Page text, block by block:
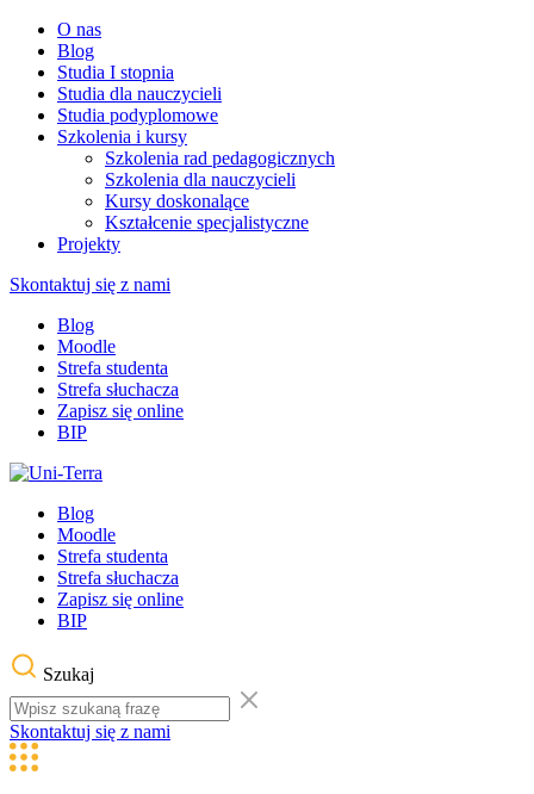
O nas
Blog
Studia I stopnia
Studia dla nauczycieli
Studia podyplomowe
Szkolenia i kursy
Szkolenia rad pedagogicznych
Szkolenia dla nauczycieli
Kursy doskonalące
Kształcenie specjalistyczne
Projekty
Skontaktuj się z nami
Blog
Moodle
Strefa studenta
Strefa słuchacza
Zapisz się online
BIP
Blog
Moodle
Strefa studenta
Strefa słuchacza
Zapisz się online
BIP
Szukaj
Skontaktuj się z nami